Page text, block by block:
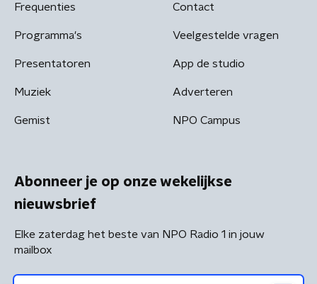
Frequenties
Programma's
Presentatoren
Muziek
Gemist
Contact
Veelgestelde vragen
App de studio
Adverteren
NPO Campus
Abonneer je op onze wekelijkse
nieuwsbrief
Elke zaterdag het beste van NPO Radio 1 in jouw
mailbox